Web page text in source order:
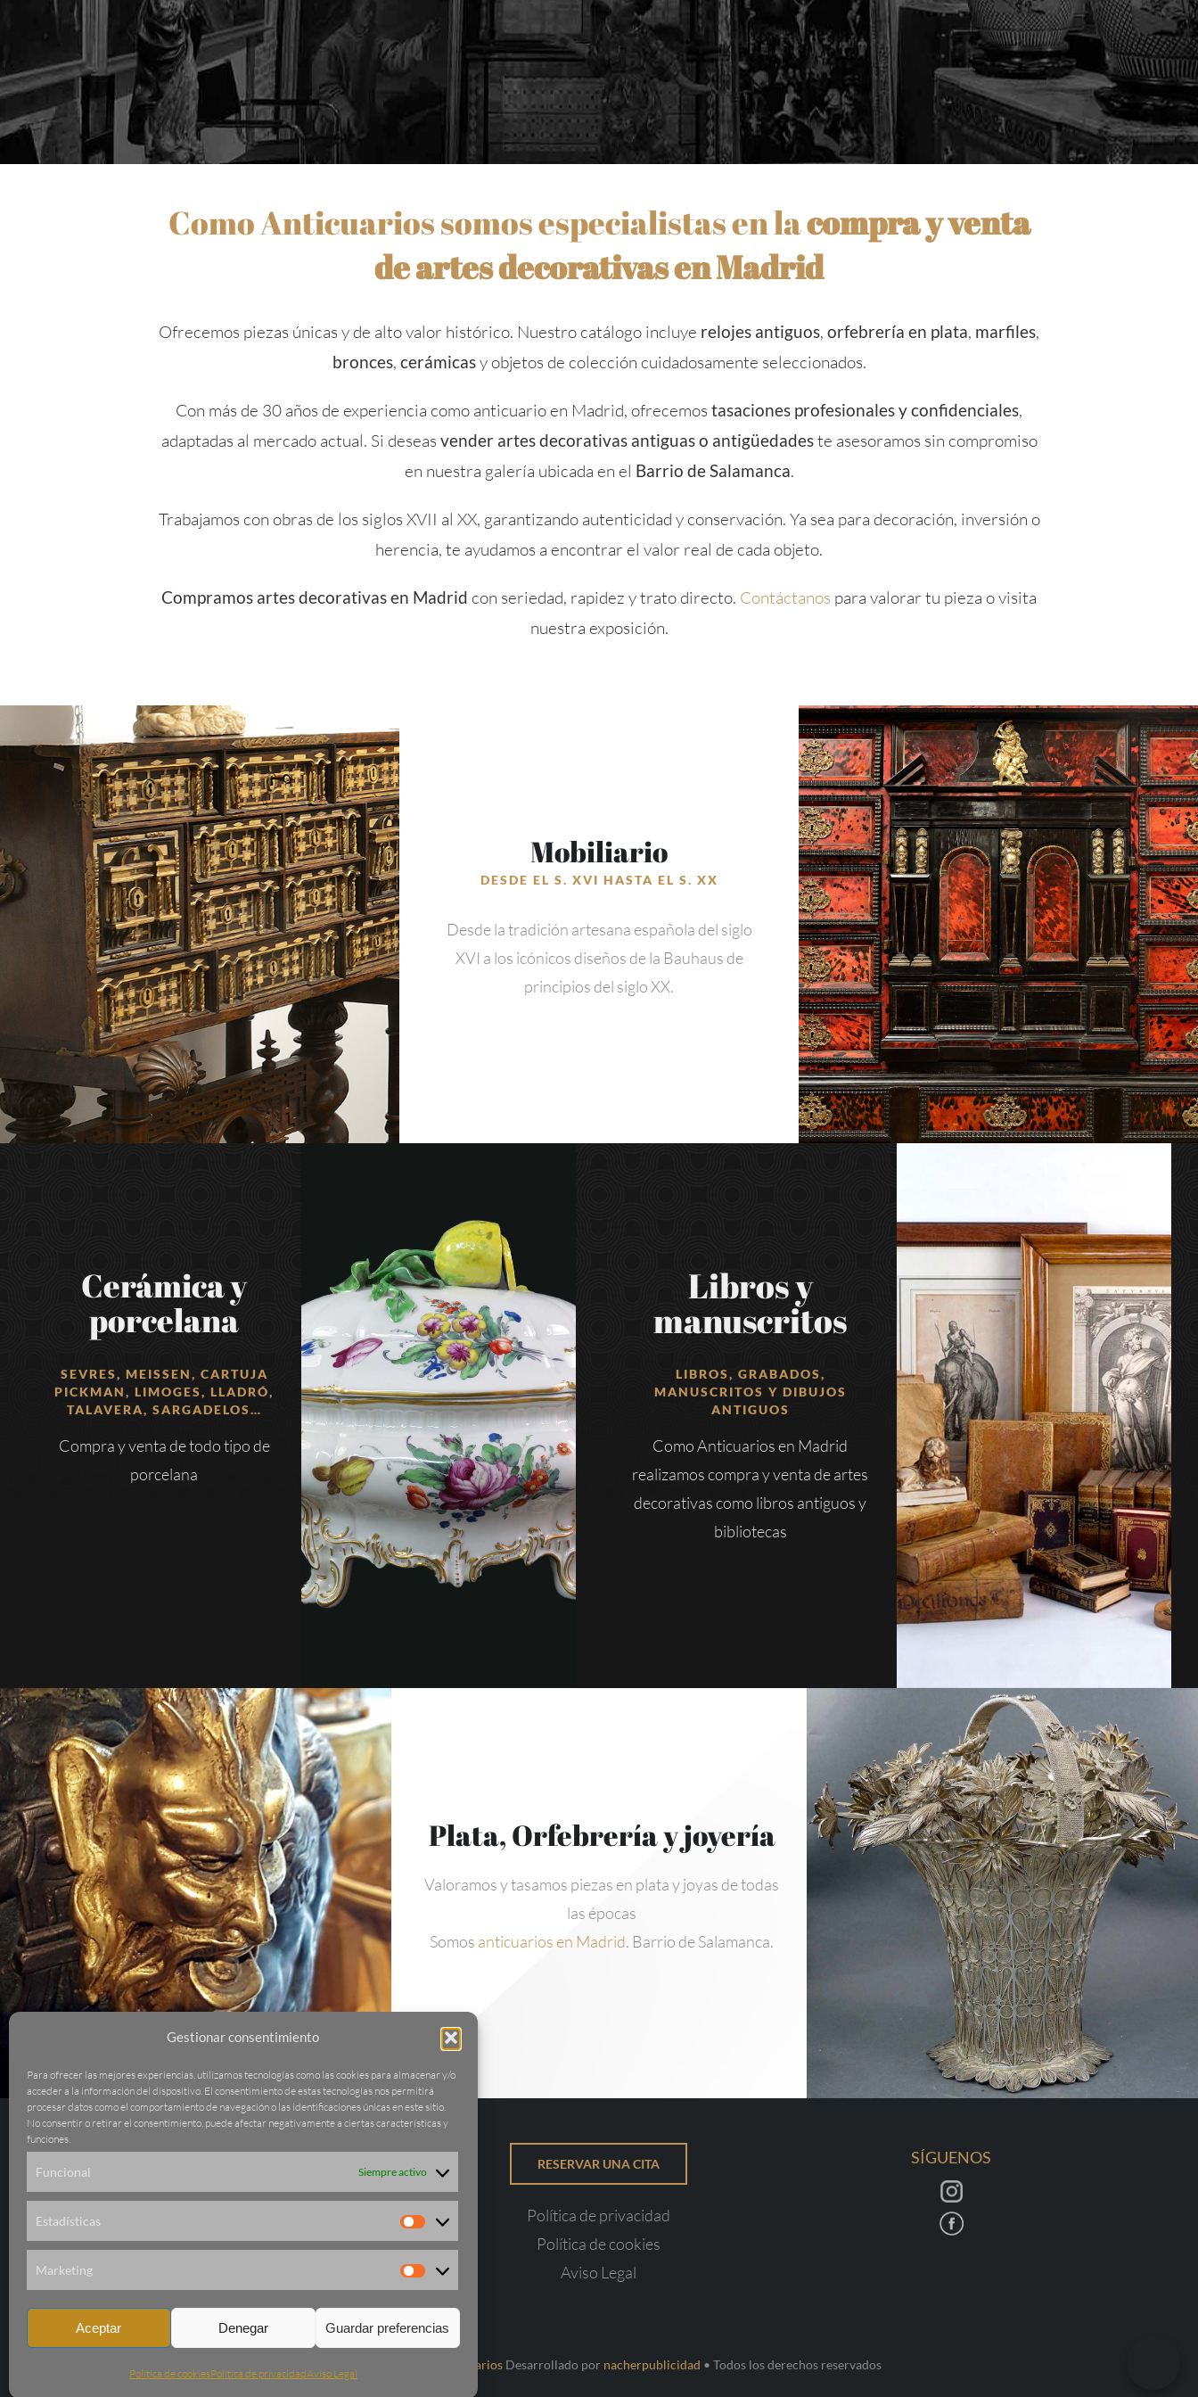
Gestionar consentimiento
Para ofrecer las mejores experiencias, utilizamos tecnologías como las cookies para almacenar y/o
acceder a la información del dispositivo. El consentimiento de estas tecnologías nos permitirá
procesar datos como el comportamiento de navegación o las identificaciones únicas en este sitio.
No consentir o retirar el consentimiento, puede afectar negativamente a ciertas características y
funciones.
Funcional Siempre activo
Estadísticas
Marketing
Aceptar Denegar Guardar preferencias
Política de cookiesPolítica de privacidadAviso Legal
Como Anticuarios somos especialistas en lacompra y venta
de artes decorativas en Madrid
Ofrecemos piezas únicas y de alto valor histórico. Nuestro catálogo incluye relojes antiguos, orfebrería en plata, marfiles,
bronces, cerámicasy objetos de colección cuidadosamente seleccionados.
Con más de 30 años de experiencia como anticuario en Madrid, ofrecemos tasaciones profesionales y confidenciales,
adaptadas al mercado actual. Si deseas vender artes decorativas antiguas o antigüedadeste asesoramos sin compromiso
en nuestra galería ubicada en el Barrio de Salamanca.
Trabajamos con obras de los siglos XVII al XX, garantizando autenticidad y conservación. Ya sea para decoración, inversión o
herencia, te ayudamos a encontrar el valor real de cada objeto.
Compramos artes decorativas en Madrid con seriedad, rapidez y trato directo. Contáctanos para valorar tu pieza o visita
nuestra exposición.
Mobiliario
DESDE EL S. XVI HASTA EL S. XX
Desde la tradición artesana española del siglo
XVI a los icónicos diseños de la Bauhaus de
principios del siglo XX.
Cerámica y
porcelana
SEVRES, MEISSEN, CARTUJA
PICKMAN, LIMOGES, LLADRÓ,
TALAVERA, SARGADELOS…
Compra y venta de todo tipo de
porcelana
Libros y
manuscritos
LIBROS, GRABADOS,
MANUSCRITOS Y DIBUJOS
ANTIGUOS
Como Anticuarios en Madrid
realizamos compra y venta de artes
decorativas como libros antiguos y
bibliotecas
Plata, Orfebrería y joyería
Valoramos y tasamos piezas en plata y joyas de todas
las épocas
Somos anticuarios en Madrid. Barrio de Salamanca.
Bajo derecha. 28001.Madrid
RESERVAR UNA CITA
Política de privacidad
Política de cookies
Aviso Legal
SÍGUENOS
Ares AnticuariosDesarrollado por nacherpublicidad • Todos los derechos reservados